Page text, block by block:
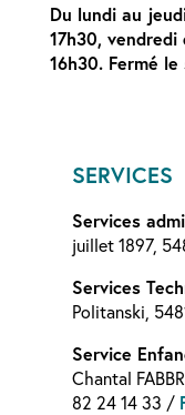
Du lundi au
17h30,
16h30. Fermé le
SERVICES
Services
juillet 1897,
Services
Politanski,
Service
Chantal
82 24 14 33 /